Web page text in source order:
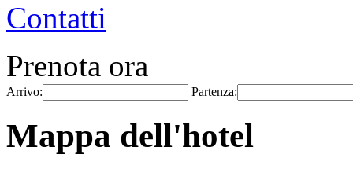
Contatti
Prenota ora
Arrivo: Partenza:
Mappa dell'hotel